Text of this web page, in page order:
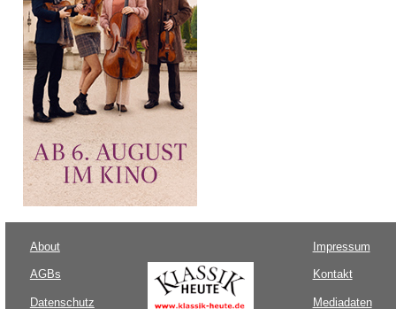
About
AGBs
Datenschutz
Impressum
Kontakt
Mediadaten